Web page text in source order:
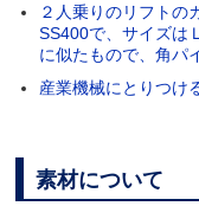
２人乗りのリフトの
SS400で、サイズは
に似たもので、角パ
産業機械にとりつけ
素材について